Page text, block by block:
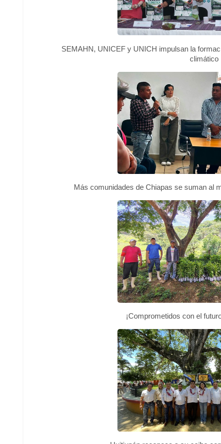
SEMAHN, UNICEF y UNICH impulsan la
climático
Más comunidades de Chiapas se suman al
¡Comprometidos con el